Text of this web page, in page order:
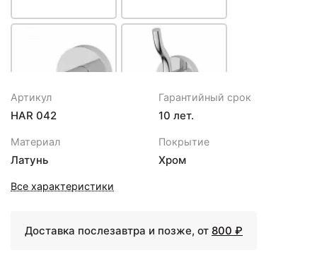
2489 ₽
Держатель запасного
рулона Artwelle
2489 ₽
Двойной крючок
Artwelle Harmonie HAR
Артикул
HAR 042
Гарантийный срок
10 лет.
Материал
Латунь
Покрытие
Хром
Все характеристики
Доставка послезавтра и позже, от 800 ₽